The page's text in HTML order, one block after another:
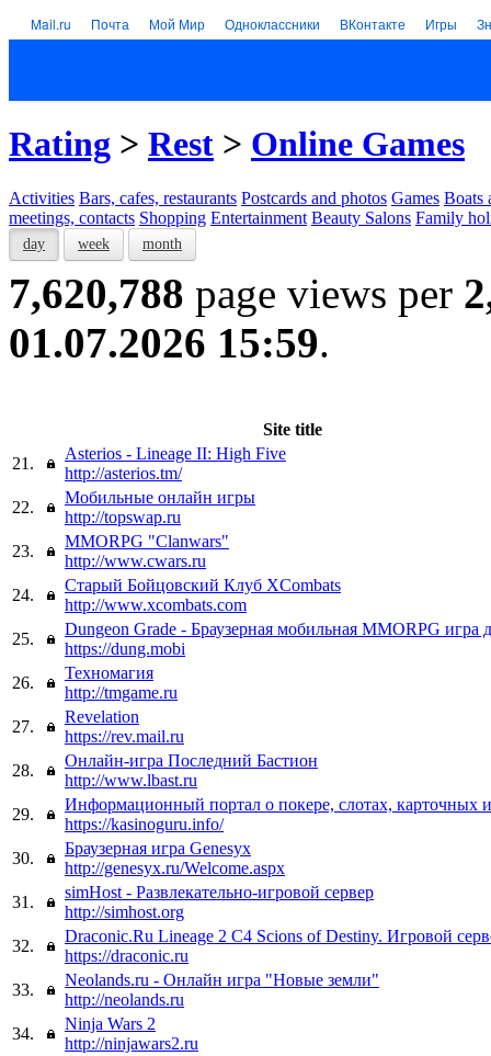
Mail.ru Почта Мой Мир Одноклассники ВКонтакте Игры
Rating > Rest > Online Games
Activities Bars, cafes, restaurants Postcards and photos Games Boats
meetings, contacts Shopping Entertainment Beauty Salons Family
day week month
7,620,788 page views per
01.07.2026 15:59.
Site title
21.
Asterios - Lineage II: High Five
http://asterios.tm/
22.
Мобильные онлайн игры
http://topswap.ru
23.
MMORPG "Clanwars"
http://www.cwars.ru
24.
Старый Бойцовский Клуб XCombats
http://www.xcombats.com
25.
Dungeon Grade - Браузерная мобильная MMORPG игра
https://dung.mobi
26.
Техномагия
http://tmgame.ru
27.
Revelation
https://rev.mail.ru
28.
Онлайн-игра Последний Бастион
http://www.lbast.ru
29.
Информационный портал о покере, слотах, карточных
https://kasinoguru.info/
30.
Браузерная игра Genesyx
http://genesyx.ru/Welcome.aspx
31.
simHost - Развлекательно-игровой сервер
http://simhost.org
32.
Draconic.Ru Lineage 2 C4 Scions of Destiny. Игровой
https://draconic.ru
33.
Neolands.ru - Онлайн игра "Новые земли"
http://neolands.ru
34.
Ninja Wars 2
http://ninjawars2.ru